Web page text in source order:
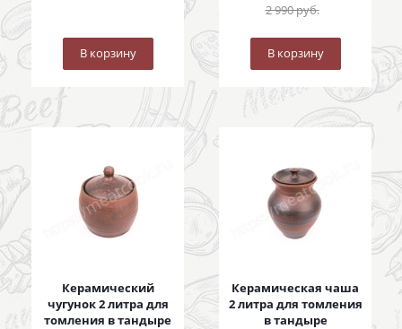
В корзину
2 990руб.
В корзину
Керамический
чугунок 2 литра для
томления в тандыре
Керамическая чаша
2 литра для томления
в тандыре